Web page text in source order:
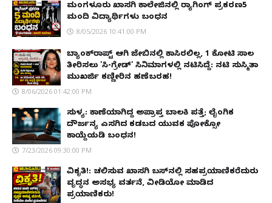
ಮಂಗಳೂರು ಖಾಸಗಿ ಕಾಲೇಜಿನಲ್ಲಿ ರ‌್ಯಾಗಿಂಗ್ ಪ್ರಕರಣ5
ಮಂದಿ ವಿದ್ಯಾರ್ಥಿಗಳು ಬಂಧನ
8/05/2026 10:41:00 PM
ಬ್ಯಾಂಕ್‌ರಾಪ್ಟ್‌ ಆಗಿ ಜೇಬಿನಲ್ಲಿ ಕಾಸಿರಲಿಲ್ಲ, ₹1 ಕೋಟಿ ಸಾಲ
ತೀರಿಸಲು 'ಸಿ-ಗ್ರೇಡ್' ಸಿನಿಮಾಗಳಲ್ಲಿ ನಟಿಸಿದ್ದೆ: ನಟಿ ಸುಸ್ಮಿತಾ
ಮುಖರ್ಜಿ ಕಣ್ಣೀರಿನ ಹಣೆಬರಹ!
8/06/2026 01:42:00 PM
ಸುಳ್ಯ: ಕಾಣೆಯಾಗಿದ್ದ ಅಪ್ರಾಪ್ತ ಬಾಲಕಿ ಪತ್ತೆ; ಲೈಂಗಿಕ
ದೌರ್ಜನ್ಯ ಎಸಗಿದ ಕಡಬದ ಯುವಕ ಪೋಕ್ಸೋ
ಕಾಯ್ದೆಯಡಿ ಬಂಧನ!
7/23/2026 09:30:00 PM
ವಿಕೃತಿ!: ಚಲಿಸುವ ಖಾಸಗಿ ಬಸ್‌ನಲ್ಲಿ ಸಹಪ್ರಯಾಣಿಕರೆದುರು
ವೃದ್ಧನ ಅಸಭ್ಯ ವರ್ತನೆ, ವೀಡಿಯೋ ಮಾಡಿದ
ಪ್ರಯಾಣಿಕರು!